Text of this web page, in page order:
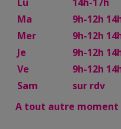
Ma
9h-12h
Mer
9h-12h
Je
9h-12h
Ve
9h-12h
Sam
sur rdv
A tout autre moment